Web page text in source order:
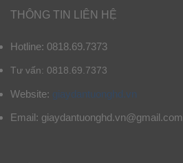
THÔNG TIN LIÊN HỆ
Hotline: 0818.69.7373
Tư vấn: 0818.69.7373
Website: giaydantuonghd.vn
Email: giaydantuonghd.vn@gmail.com